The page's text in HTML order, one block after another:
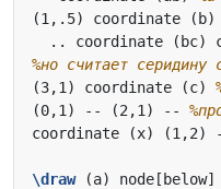
(1,.5) coordinate (b)
.. coordinate (bc)
(3,1) coordinate (c)
(0,1) -- (2,1) --
coordinate (x) (1,2)
\draw (a) node[below]